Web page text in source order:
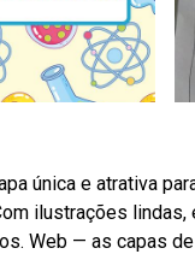
única e atrativa
ilustrações lindas,
Web — as capas